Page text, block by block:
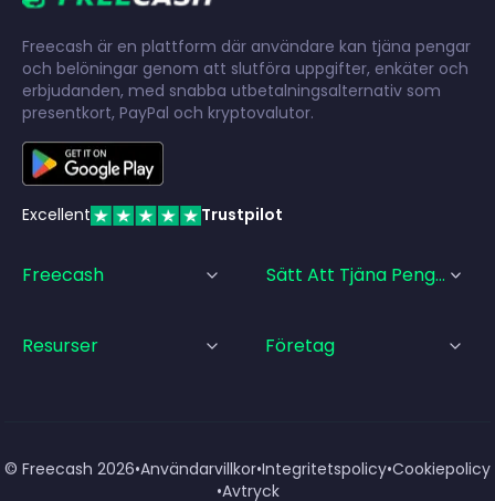
Freecash är en plattform där användare kan tjäna pengar
och belöningar genom att slutföra uppgifter, enkäter och
erbjudanden, med snabba utbetalningsalternativ som
presentkort, PayPal och kryptovalutor.
Excellent Trustpilot
Freecash Sätt Att Tjäna Pengar
Resurser Företag
© Freecash 2026•Användarvillkor•Integritetspolicy•Cookiepolicy
•Avtryck